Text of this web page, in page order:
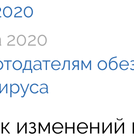
2020
изменений